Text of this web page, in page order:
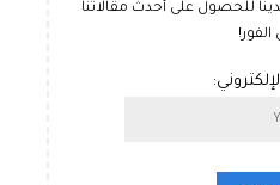
للحصول على أحدث مقالاتنا
الفور!